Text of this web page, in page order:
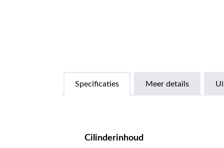
Specificaties Meer details
Cilinderinhoud